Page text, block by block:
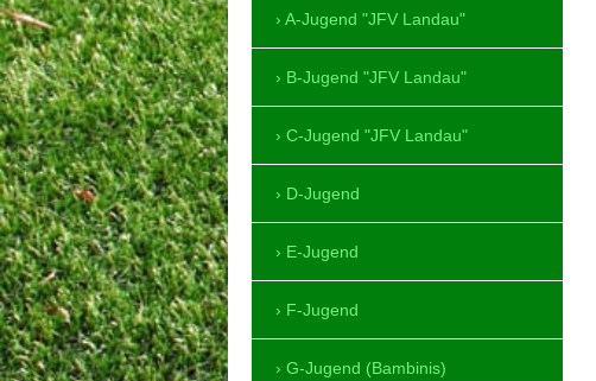
A-Jugend "JFV Landau"
B-Jugend "JFV Landau"
C-Jugend "JFV Landau"
D-Jugend
E-Jugend
F-Jugend
G-Jugend (Bambinis)